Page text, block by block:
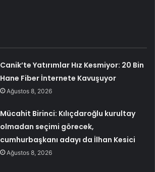
Canik’te Yatırımlar Hız Kesmiyor: 20 Bin
Hane Fiber İnternete Kavuşuyor
Ağustos 8, 2026
Mücahit Birinci: Kılıçdaroğlu kurultay
olmadan seçimi görecek,
cumhurbaşkanı adayı da İlhan Kesici
Ağustos 8, 2026